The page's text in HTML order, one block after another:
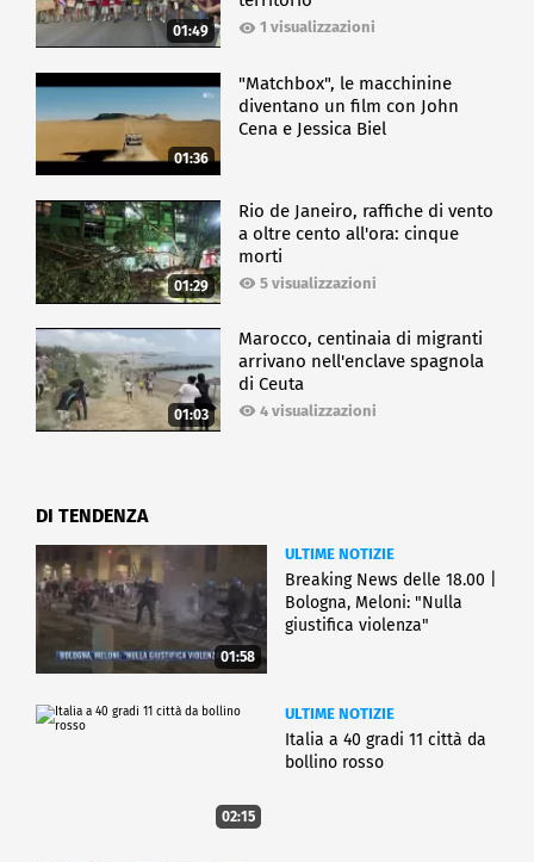
01:49 1 visualizzazioni
01:36
"Matchbox", le macchinine
diventano un film con John
Cena e Jessica Biel
01:29
Rio de Janeiro, raffiche di vento
a oltre cento all'ora: cinque
morti
5 visualizzazioni
01:03
Marocco, centinaia di migranti
arrivano nell'enclave spagnola
di Ceuta
4 visualizzazioni
DI TENDENZA
01:58
ULTIME NOTIZIE
Breaking News delle 18.00 |
Bologna, Meloni: "Nulla
giustifica violenza"
02:15
ULTIME NOTIZIE
Italia a 40 gradi 11 città da
bollino rosso